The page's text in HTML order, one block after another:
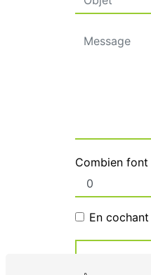
Combien
En